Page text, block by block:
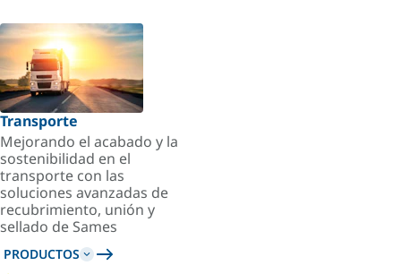
Transporte
Mejorando el acabado y la
sostenibilidad en el
transporte con las
soluciones avanzadas de
recubrimiento, unión y
sellado de Sames
PRODUCTOS